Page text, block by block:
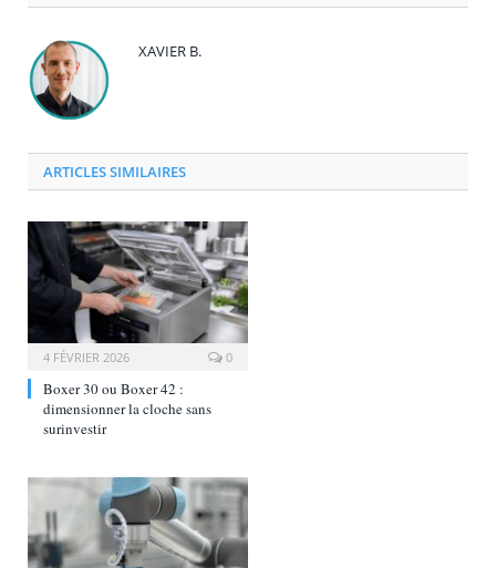
XAVIER B.
ARTICLES SIMILAIRES
4 FÉVRIER 2026 0
Boxer 30 ou Boxer 42 :
dimensionner la cloche sans
surinvestir